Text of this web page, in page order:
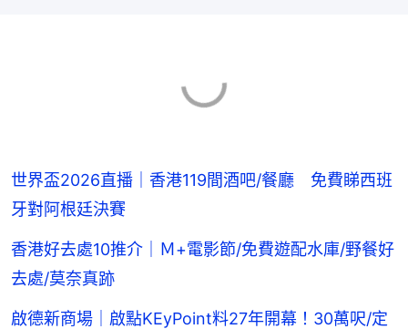
世界盃2026直播｜香港119間酒吧/餐廳 免費睇西班
牙對阿根廷決賽
香港好去處10推介｜Ｍ+電影節/免費遊配水庫/野餐好
去處/莫奈真跡
啟德新商場｜啟點KEyPoint料27年開幕！30萬呎/定